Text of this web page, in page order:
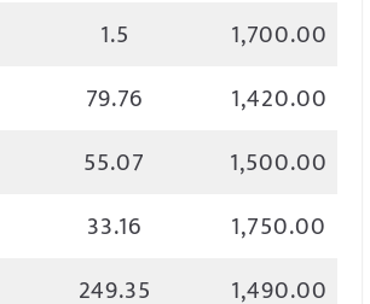
1.5
1,700.00
79.76
1,420.00
55.07
1,500.00
33.16
1,750.00
249.35 1,490.00